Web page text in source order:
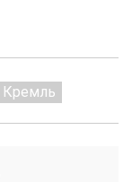
Кремль